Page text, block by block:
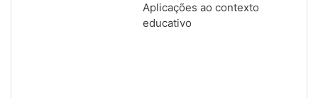
Aplicações ao contexto
educativo